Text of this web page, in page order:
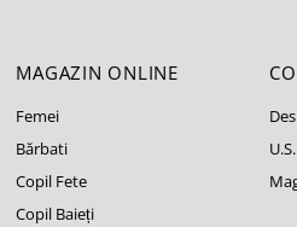
MAGAZIN ONLINE
Femei
Bărbati
Copil Fete
Copil Baieți